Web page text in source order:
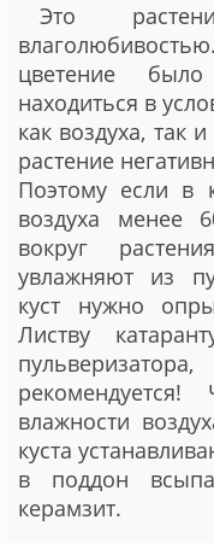
Это
цветение
находиться в
как воздуха, так
растение
Поэтому если в
воздуха менее
вокруг
увлажняют из
куст нужно
Листву
влажности
куста
в поддон
керамзит.